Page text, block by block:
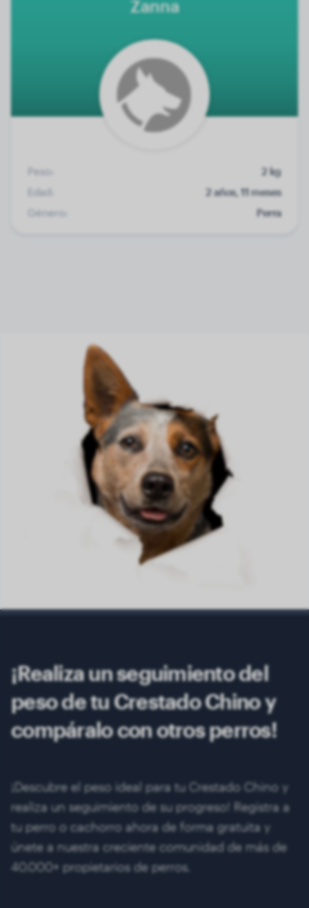
Zanna
Peso:
2 kg
Edad:
2 años, 11 meses
Género:
Perra
¡Realiza un seguimiento del
peso de tu Crestado Chino y
compáralo con otros perros!
¡Descubre el peso ideal para tu Crestado Chino y
realiza un seguimiento de su progreso! Registra a
tu perro o cachorro ahora de forma gratuita y
únete a nuestra creciente comunidad de más de
40.000+ propietarios de perros.